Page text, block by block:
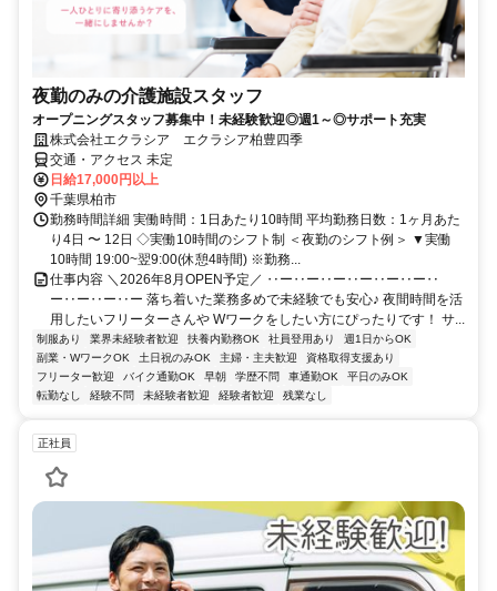
夜勤のみの介護施設スタッフ
オープニングスタッフ募集中！未経験歓迎◎週1～◎サポート充実
株式会社エクラシア エクラシア柏豊四季
交通・アクセス 未定
日給17,000円以上
千葉県柏市
勤務時間詳細 実働時間：1日あたり10時間 平均勤務日数：1ヶ月あた
り4日 〜 12日 ◇実働10時間のシフト制 ＜夜勤のシフト例＞ ▼実働
10時間 19:00~翌9:00(休憩4時間) ※勤務...
仕事内容 ＼2026年8月OPEN予定／ ‥ー‥ー‥ー‥ー‥ー‥ー‥
ー‥ー‥ー‥ー 落ち着いた業務多めで未経験でも安心♪ 夜間時間を活
用したいフリーターさんや Wワークをしたい方にぴったりです！ サ...
制服あり 業界未経験者歓迎 扶養内勤務OK 社員登用あり
週1日からOK
副業・WワークOK
土日祝のみOK 主婦・主夫歓迎
資格取得支援あり
フリーター歓迎
バイク通勤OK 早朝 学歴不問 車通勤OK
平日のみOK
転勤なし
経験不問 未経験者歓迎 経験者歓迎 残業なし
正社員